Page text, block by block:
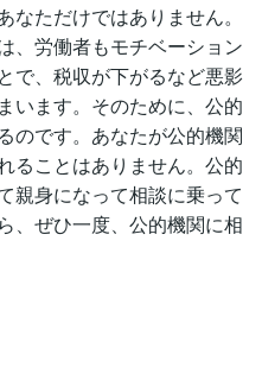
ただけではありません。
、労働者もモチベーション
で、税収が下がるなど悪影
います。そのために、公的
のです。あなたが公的機関
ることはありません。公的
親身になって相談に乗って
、ぜひ一度、公的機関に相